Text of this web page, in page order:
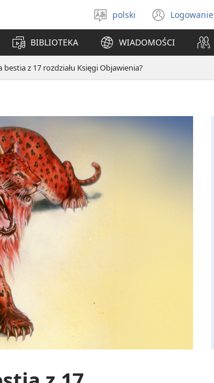
Wybór
języka
polski Logowanie
(opens
new
window)
BIBLIOTEKA WIADOMOŚCI
bestia z 17 rozdziału Księgi Objawienia?